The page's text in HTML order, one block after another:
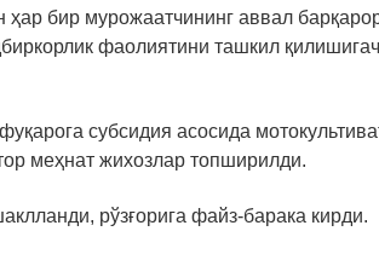
бир мурожаатчининг аввал
фаолиятини ташкил
субсидия асосида
меҳнат жихозлар топширилди.
рўзғорига файз-барака кирди.